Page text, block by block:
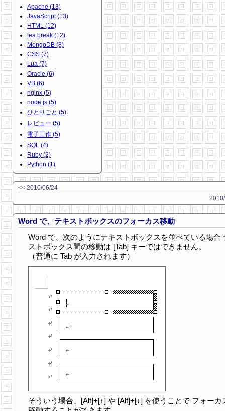
Apache (13)
JavaScript (13)
HTML (12)
tea break (12)
MongoDB (8)
CSS (7)
Lua (7)
Oracle (6)
VB (6)
nginx (5)
node.js (5)
ひとりごと (5)
レビュー (5)
電子工作 (5)
SQL (4)
Ruby (2)
Python (1)
<< 2010/06/24
Word で、テキストボックスのフォーカス移動
Word で、次のようにテキストボックスを並べている場合
ストボックス間の移動は [Tab] キーではできません。
（普通に Tab が入力されます）
そういう場合、[Alt]+[↑] や [Alt]+[↓] を使うことで フォーカ